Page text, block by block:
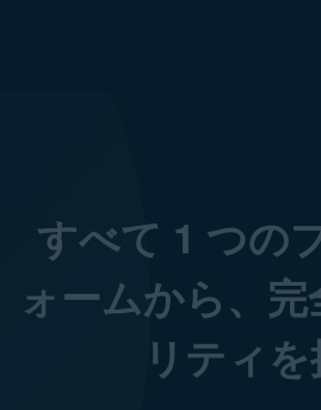
すべて 1 つの
ォームから、
リティ